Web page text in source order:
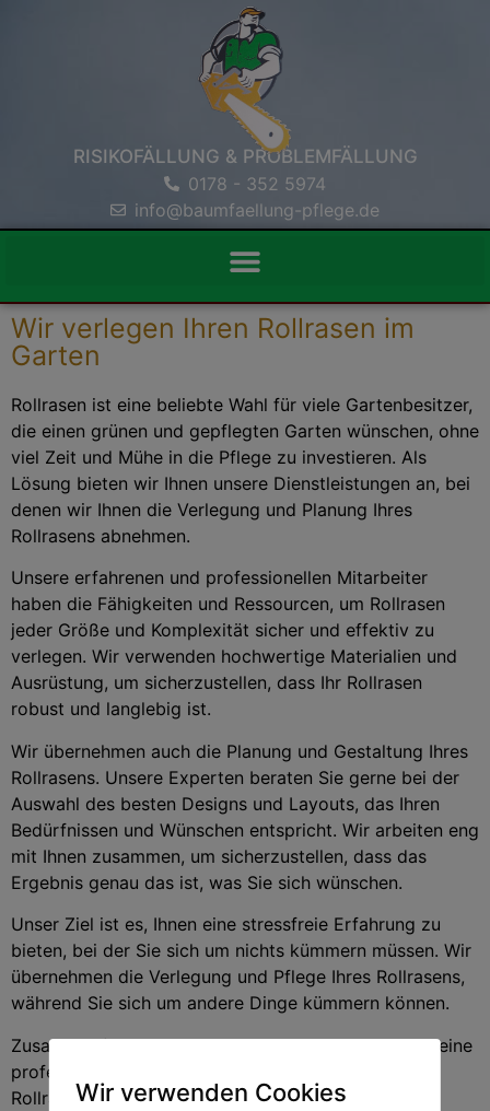
RISIKOFÄLLUNG & PROBLEMFÄLLUNG
0178 - 352 5974
info@baumfaellung-pflege.de
Wir verlegen Ihren Rollrasen im
Garten
Rollrasen ist eine beliebte Wahl für viele Gartenbesitzer,
die einen grünen und gepflegten Garten wünschen, ohne
viel Zeit und Mühe in die Pflege zu investieren. Als
Lösung bieten wir Ihnen unsere Dienstleistungen an, bei
denen wir Ihnen die Verlegung und Planung Ihres
Rollrasens abnehmen.
Unsere erfahrenen und professionellen Mitarbeiter
haben die Fähigkeiten und Ressourcen, um Rollrasen
jeder Größe und Komplexität sicher und effektiv zu
verlegen. Wir verwenden hochwertige Materialien und
Ausrüstung, um sicherzustellen, dass Ihr Rollrasen
robust und langlebig ist.
Wir übernehmen auch die Planung und Gestaltung Ihres
Rollrasens. Unsere Experten beraten Sie gerne bei der
Auswahl des besten Designs und Layouts, das Ihren
Bedürfnissen und Wünschen entspricht. Wir arbeiten eng
mit Ihnen zusammen, um sicherzustellen, dass das
Ergebnis genau das ist, was Sie sich wünschen.
Unser Ziel ist es, Ihnen eine stressfreie Erfahrung zu
bieten, bei der Sie sich um nichts kümmern müssen. Wir
übernehmen die Verlegung und Pflege Ihres Rollrasens,
während Sie sich um andere Dinge kümmern können.
Zusammenfassend kann man sagen, dass wir Ihnen eine
professionelle und zuverlässige Lösung für Ihre
Rollrasenverlegung bieten. Unsere erfahrenen
Wir verwenden Cookies